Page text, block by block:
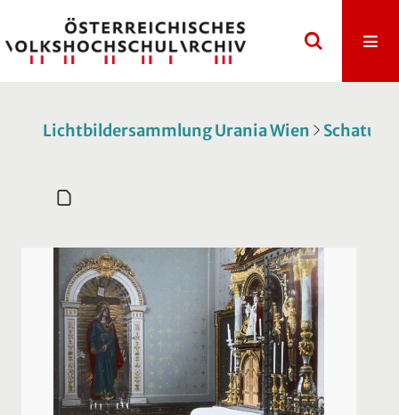
Lichtbildersammlung Urania Wien